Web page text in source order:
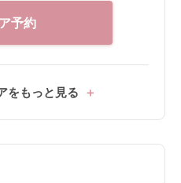
予約
をもっと見る